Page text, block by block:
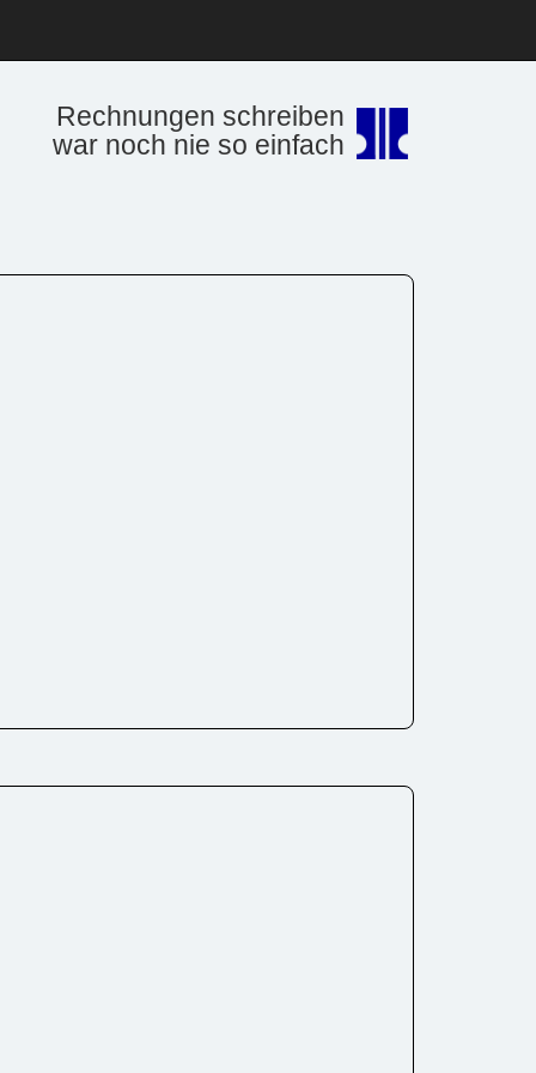
Rechnungen schreiben
war noch nie so einfach